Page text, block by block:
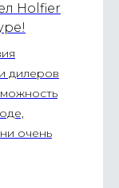
Holfier
дилеров
очень